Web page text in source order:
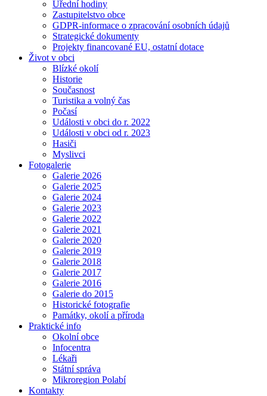
Úřední hodiny
Zastupitelstvo obce
GDPR-informace o zpracování osobních údajů
Strategické dokumenty
Projekty financované EU, ostatní dotace
Život v obci
Blízké okolí
Historie
Současnost
Turistika a volný čas
Počasí
Události v obci do r. 2022
Události v obci od r. 2023
Hasiči
Myslivci
Fotogalerie
Galerie 2026
Galerie 2025
Galerie 2024
Galerie 2023
Galerie 2022
Galerie 2021
Galerie 2020
Galerie 2019
Galerie 2018
Galerie 2017
Galerie 2016
Galerie do 2015
Historické fotografie
Památky, okolí a příroda
Praktické info
Okolní obce
Infocentra
Lékaři
Státní správa
Mikroregion Polabí
Kontakty